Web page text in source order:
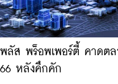
พลัส พร็อพเพอร์ตี้ คาดตล
66 หลังคึกคัก